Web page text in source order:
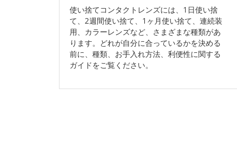
使い捨てコンタクトレンズには、1日使い捨
て、2週間使い捨て、1ヶ月使い捨て、連続装
用、カラーレンズなど、さまざまな種類があ
ります。どれが自分に合っているかを決める
前に、種類、お手入れ方法、利便性に関する
ガイドをご覧ください。